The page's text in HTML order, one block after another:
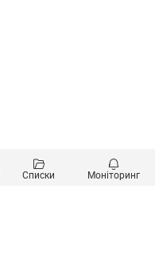
Списки Моніторинг